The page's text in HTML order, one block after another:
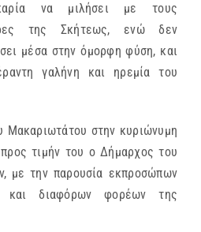
να μιλήσει με τους
της Σκήτεως, ενώ δεν
μέσα στην όμορφη φύση, και
γαλήνη και ηρεμία του
Μακαριωτάτου στην κυριώνυμη
τιμήν του ο Δήμαρχος του
με την παρουσία εκπροσώπων
και διαφόρων φορέων της